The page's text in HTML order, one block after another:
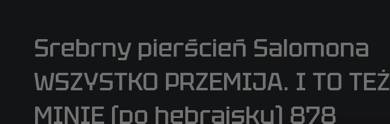
Srebrny pierścień Salomona
WSZYSTKO PRZEMIJA. I TO TEŻ
MINIE (po hebrajsku) 878